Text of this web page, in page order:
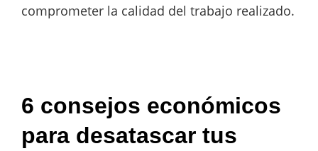
comprometer la calidad del trabajo realizado.
6 consejos económicos
para desatascar tus